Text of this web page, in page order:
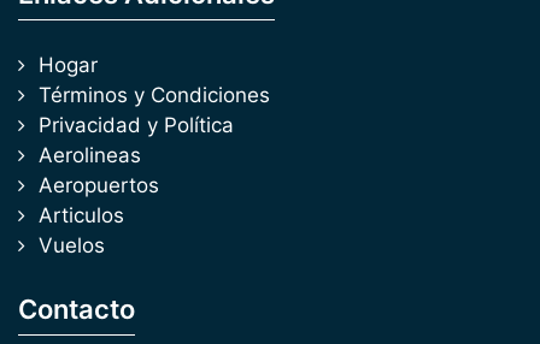
Hogar
Términos y Condiciones
Privacidad y Política
Aerolineas
Aeropuertos
Articulos
Vuelos
Contacto